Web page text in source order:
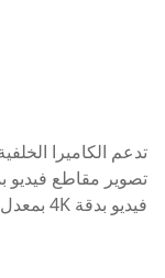
فيديو بدقة 4K بمعدل 30 إطارًا في الثانية.